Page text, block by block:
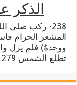
الذكر
238- ركب صلى
المشعر الحرام
ووحدهُ) فلم يزل
تطلع الشمس 279